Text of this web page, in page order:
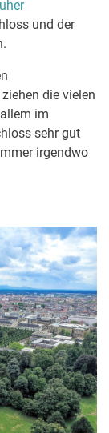
und der
die vielen
im
sehr gut
irgendwo